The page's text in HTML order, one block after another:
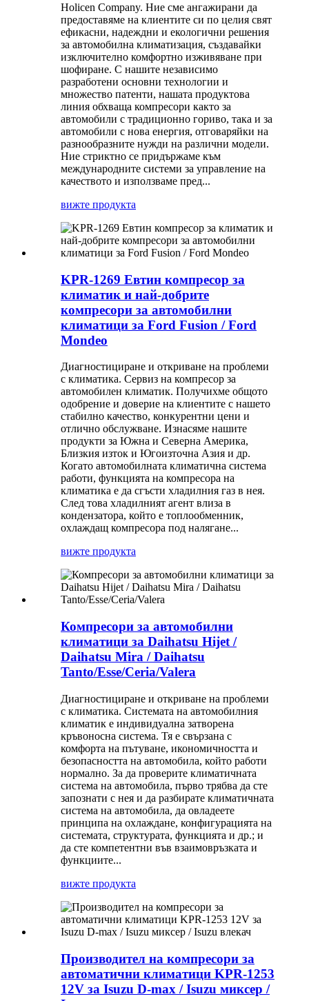
Holicen Company. Ние сме ангажирани да
предоставяме на клиентите си по целия свят
ефикасни, надеждни и екологични решения
за автомобилна климатизация, създавайки
изключително комфортно изживяване при
шофиране. С нашите независимо
разработени основни технологии и
множество патенти, нашата продуктова
линия обхваща компресори както за
автомобили с традиционно гориво, така и за
автомобили с нова енергия, отговаряйки на
разнообразните нужди на различни модели.
Ние стриктно се придържаме към
международните системи за управление на
качеството и използваме пред...
вижте продукта
KPR-1269 Евтин компресор за
климатик и най-добрите
компресори за автомобилни
климатици за Ford Fusion / Ford
Mondeo
Диагностициране и откриване на проблеми
с климатика. Сервиз на компресор за
автомобилен климатик. Получихме общото
одобрение и доверие на клиентите с нашето
стабилно качество, конкурентни цени и
отлично обслужване. Изнасяме нашите
продукти за Южна и Северна Америка,
Близкия изток и Югоизточна Азия и др.
Когато автомобилната климатична система
работи, функцията на компресора на
климатика е да сгъсти хладилния газ в нея.
След това хладилният агент влиза в
кондензатора, който е топлообменник,
охлаждащ компресора под налягане...
вижте продукта
Компресори за автомобилни
климатици за Daihatsu Hijet /
Daihatsu Mira / Daihatsu
Tanto/Esse/Ceria/Valera
Диагностициране и откриване на проблеми
с климатика. Системата на автомобилния
климатик е индивидуална затворена
кръвоносна система. Тя е свързана с
комфорта на пътуване, икономичността и
безопасността на автомобила, който работи
нормално. За да проверите климатичната
система на автомобила, първо трябва да сте
запознати с нея и да разбирате климатичната
система на автомобила, да овладеете
принципа на охлаждане, конфигурацията на
системата, структурата, функцията и др.; и
да сте компетентни във взаимовръзката и
функциите...
вижте продукта
Производител на компресори за
автоматични климатици KPR-1253
12V за Isuzu D-max / Isuzu миксер /